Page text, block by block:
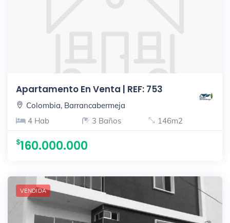
Apartamento En Venta | REF: 753
Colombia, Barrancabermeja
4 Hab
3 Baños 146m2
160.000.000
VENDIDA